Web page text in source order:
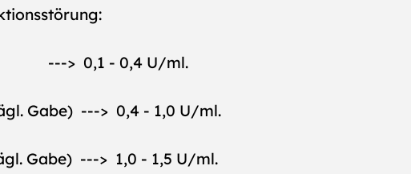
---> 0,1 - 0,4 U/ml.
Gabe) ---> 0,4 - 1,0 U/ml.
Gabe) ---> 1,0 - 1,5 U/ml.